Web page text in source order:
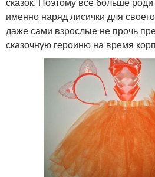
именно наряд лисички для
даже сами взрослые не прочь
сказочную героиню на время